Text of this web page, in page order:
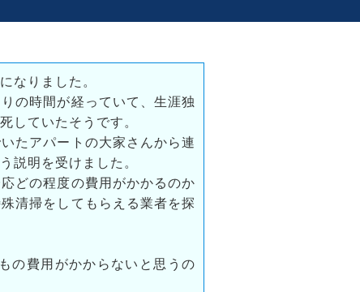
なりました。
の時間が経っていて、生涯独
していたそうです。
たアパートの大家さんから連
説明を受けました。
どの程度の費用がかかるのか
清掃をしてもらえる業者を探
の費用がかからないと思うの